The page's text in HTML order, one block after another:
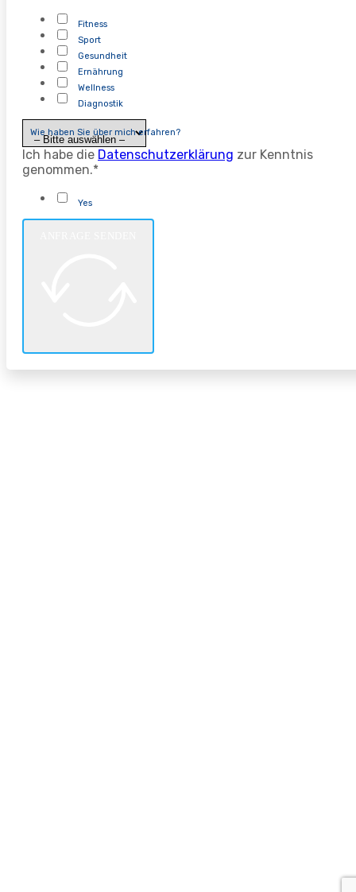
Fitness
Sport
Gesundheit
Ernährung
Wellness
Diagnostik
Wie haben Sie über mich erfahren?
Ich habe die Datenschutzerklärung zur Kenntnis
genommen.*
Yes